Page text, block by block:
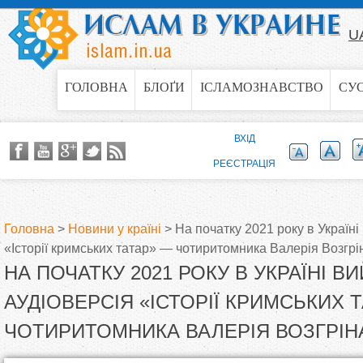
Jump to navigation
ГОЛОВНА БЛОҐИ ІСЛАМОЗНАВСТВО
В
и
є
Головна > Новини у країні > На початку 2021 року в
«Історії кримських татар» — чотиритомника Валерія
НА ПОЧАТКУ 2021 РОКУ В УКРАЇНІ
АУДІОВЕРСІЯ «ІСТОРІЇ КРИМСЬКИХ
ЧОТИРИТОМНИКА ВАЛЕРІЯ
ВХІД
РЕЄСТРАЦІЯ